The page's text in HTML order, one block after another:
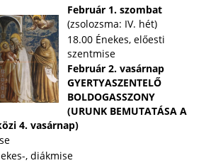
Február 1. szombat
(zsolozsma: IV. hét)
18.00 Énekes, előesti
szentmise
Február 2. vasárnap
GYERTYASZENTELŐ
BOLDOGASSZONY
(URUNK BEMUTATÁSA A
4. vasárnap)
, diákmise